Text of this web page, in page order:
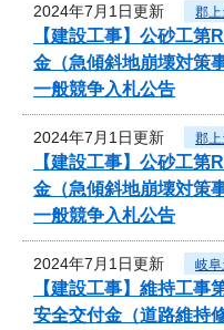
2024年7月1日更新 郡
【建設工事】公砂工第
金（急傾斜地崩壊対策
一般競争入札公告
2024年7月1日更新 郡
【建設工事】公砂工第
金（急傾斜地崩壊対策
一般競争入札公告
2024年7月1日更新 岐
【建設工事】維持工事
安全交付金（道路維持